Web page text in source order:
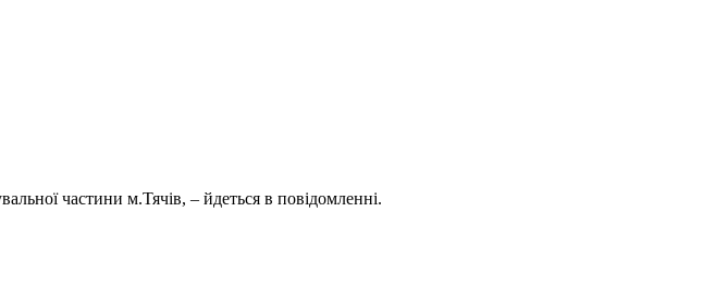
частини м.Тячів, – йдеться в повідомленні.